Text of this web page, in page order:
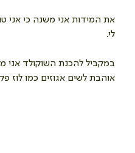
את המידות אני משנה כי אני
לי.
במקביל להכנת השוקולד אני
אוהבת לשים אגוזים כמו לוז